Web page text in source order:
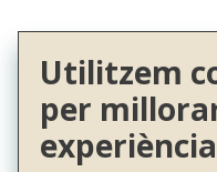
Utilitzem
per